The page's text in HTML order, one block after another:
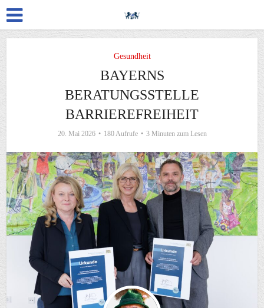
Gesundheit
BAYERNS
BERATUNGSSTELLE
BARRIEREFREIHEIT
20. Mai 2026 180 Aufrufe 3 Minuten zum Lesen